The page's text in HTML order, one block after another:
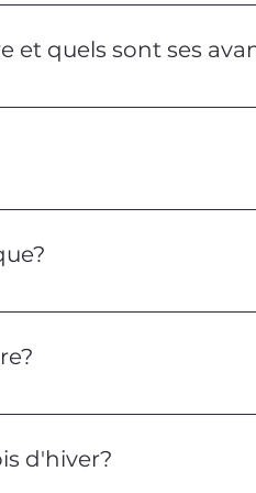
et quels sont ses
fabriquée à partir d'un
de toiture. Notre équipe
du travail. Les
pour nos projets de
d'hiver?